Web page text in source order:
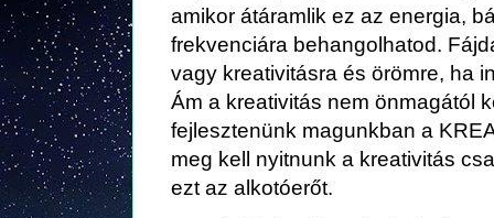
amikor átáramlik ez az energia,
frekvenciára behangolhatod.
vagy kreativitásra és örömre, ha
Ám a kreativitás nem önmagától
fejlesztenünk magunkban a
meg kell nyitnunk a kreativitás
ezt az alkotóerőt.